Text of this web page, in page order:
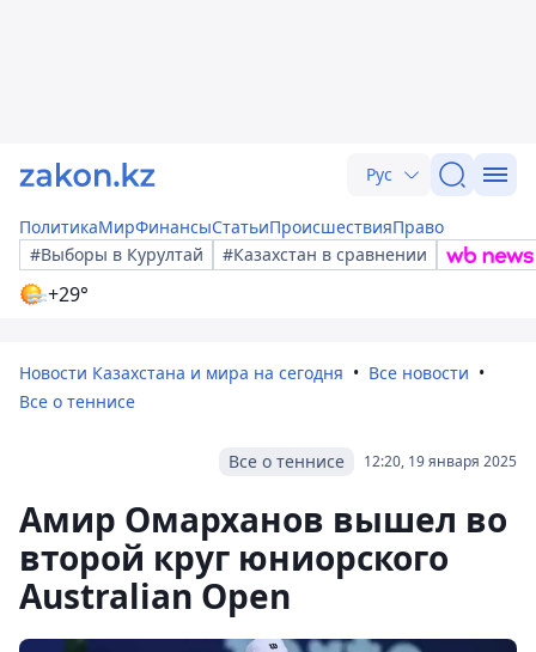
Рус
ПолитикаМирФинансыСтатьиПроисшествияПраво
#Выборы в Курултай
#Казахстан в сравнении
+29°
Новости Казахстана и мира на сегодня
Все новости
Все о теннисе
12:20, 19 января 2025
Все о теннисе
Амир Омарханов вышел во
второй круг юниорского
Australian Open